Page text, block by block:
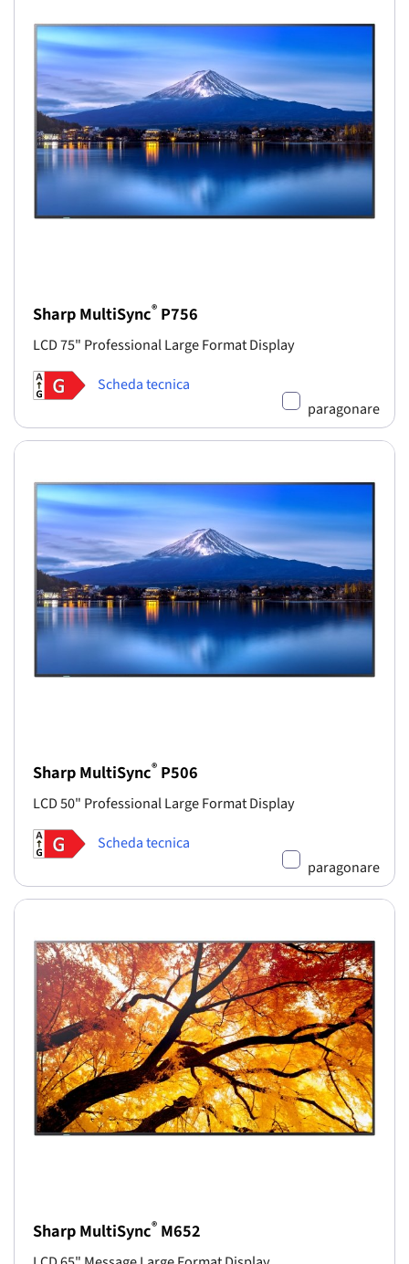
Sharp MultiSync® P756
LCD 75" Professional Large Format Display
Scheda tecnica
paragonare
Sharp MultiSync® P506
LCD 50" Professional Large Format Display
Scheda tecnica
paragonare
Sharp MultiSync® M652